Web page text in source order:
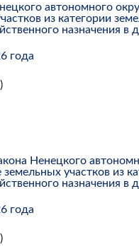
автономного
из категории
назначения в
года
Ненецкого
участков из
назначения в
года